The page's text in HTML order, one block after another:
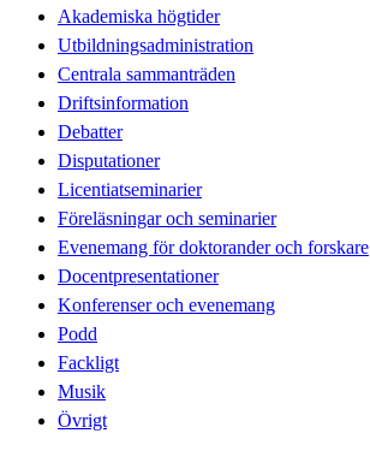
Akademiska högtider
Utbildningsadministration
Centrala sammanträden
Driftsinformation
Debatter
Disputationer
Licentiatseminarier
Föreläsningar och seminarier
Evenemang för doktorander och forskare
Docentpresentationer
Konferenser och evenemang
Podd
Fackligt
Musik
Övrigt